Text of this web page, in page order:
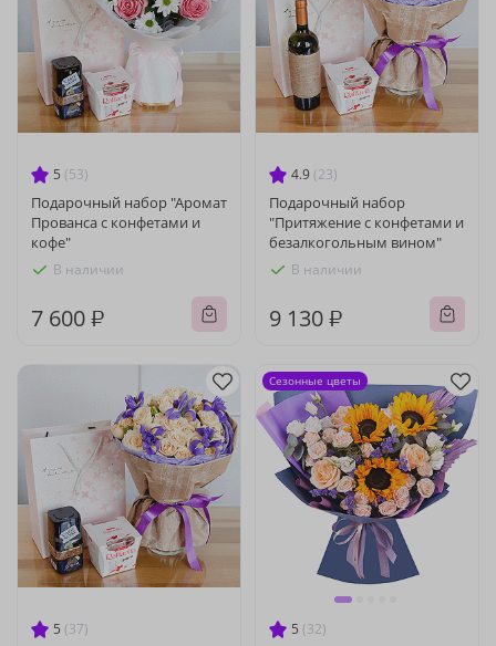
5 (53)
Подарочный набор "Аромат
Прованса с конфетами и
кофе"
В наличии
7 600 ₽
4.9 (23)
Подарочный набор
"Притяжение с конфетами и
безалкогольным вином"
В наличии
9 130 ₽
5 (37) 5 (32)
Сезонные цветы